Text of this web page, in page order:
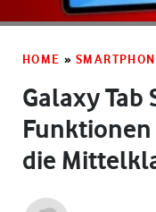
HOME »
Galaxy Tab
Funktionen
die